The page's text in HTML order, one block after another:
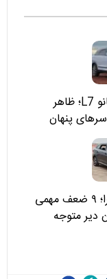
معایب لوکانو L7؛ ظاهر
پنهان
معایب تیارا؛ ۹ ضعف مهمی
دیر متوجه